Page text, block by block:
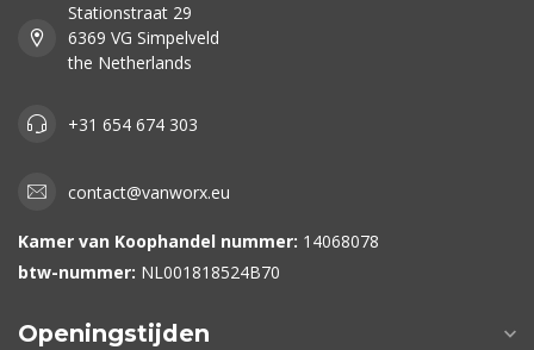
Stationstraat 29
6369 VG Simpelveld
the Netherlands
+31 654 674 303
contact@vanworx.eu
Kamer van Koophandel nummer: 14068078
btw-nummer: NL001818524B70
Openingstijden